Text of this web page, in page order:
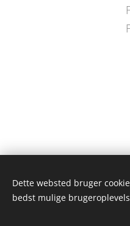
Dette websted bruger
bedst mulige